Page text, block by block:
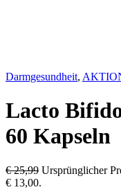
Darmgesundheit,
Lacto
60 Kapseln
€25,99 Ursprünglicher
€ 13,00.